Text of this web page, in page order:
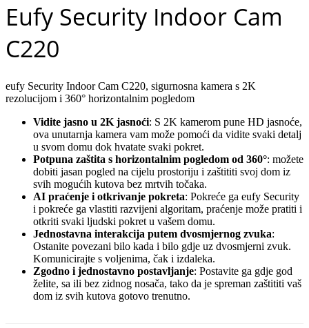
Eufy Security Indoor Cam
C220
eufy Security Indoor Cam C220, sigurnosna kamera s 2K
rezolucijom i 360° horizontalnim pogledom
Vidite jasno u 2K jasnoći: S 2K kamerom pune HD jasnoće,
ova unutarnja kamera vam može pomoći da vidite svaki detalj
u svom domu dok hvatate svaki pokret.
Potpuna zaštita s horizontalnim pogledom od 360°: možete
dobiti jasan pogled na cijelu prostoriju i zaštititi svoj dom iz
svih mogućih kutova bez mrtvih točaka.
AI praćenje i otkrivanje pokreta: Pokreće ga eufy Security
i pokreće ga vlastiti razvijeni algoritam, praćenje može pratiti i
otkriti svaki ljudski pokret u vašem domu.
Jednostavna interakcija putem dvosmjernog zvuka:
Ostanite povezani bilo kada i bilo gdje uz dvosmjerni zvuk.
Komunicirajte s voljenima, čak i izdaleka.
Zgodno i jednostavno postavljanje: Postavite ga gdje god
želite, sa ili bez zidnog nosača, tako da je spreman zaštititi vaš
dom iz svih kutova gotovo trenutno.